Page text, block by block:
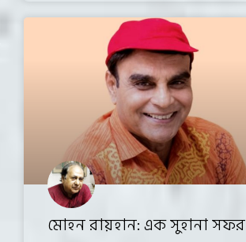
মোহন রায়হান: এক সুহানা সফর